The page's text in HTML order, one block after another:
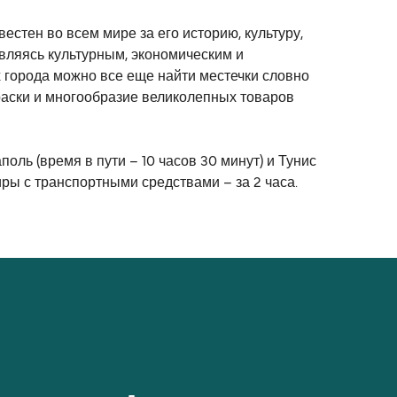
во всем мире за его историю, культуру,
культурным, экономическим и
можно все еще найти местечки словно
и многообразие великолепных товаров
(время в пути – 10 часов 30 минут) и Тунис
с транспортными средствами – за 2 часа.